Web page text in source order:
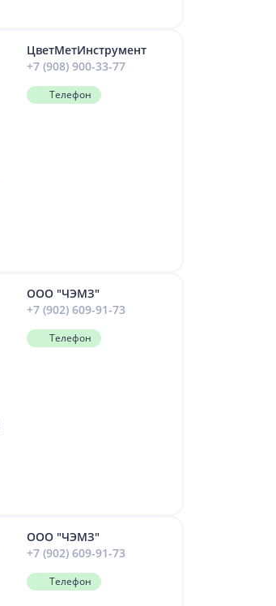
ЦветМетИнструмент
+7 (908) 900-33-77
Телефон
ООО "ЧЭМЗ"
+7 (902) 609-91-73
Телефон
ООО "ЧЭМЗ"
+7 (902) 609-91-73
Телефон